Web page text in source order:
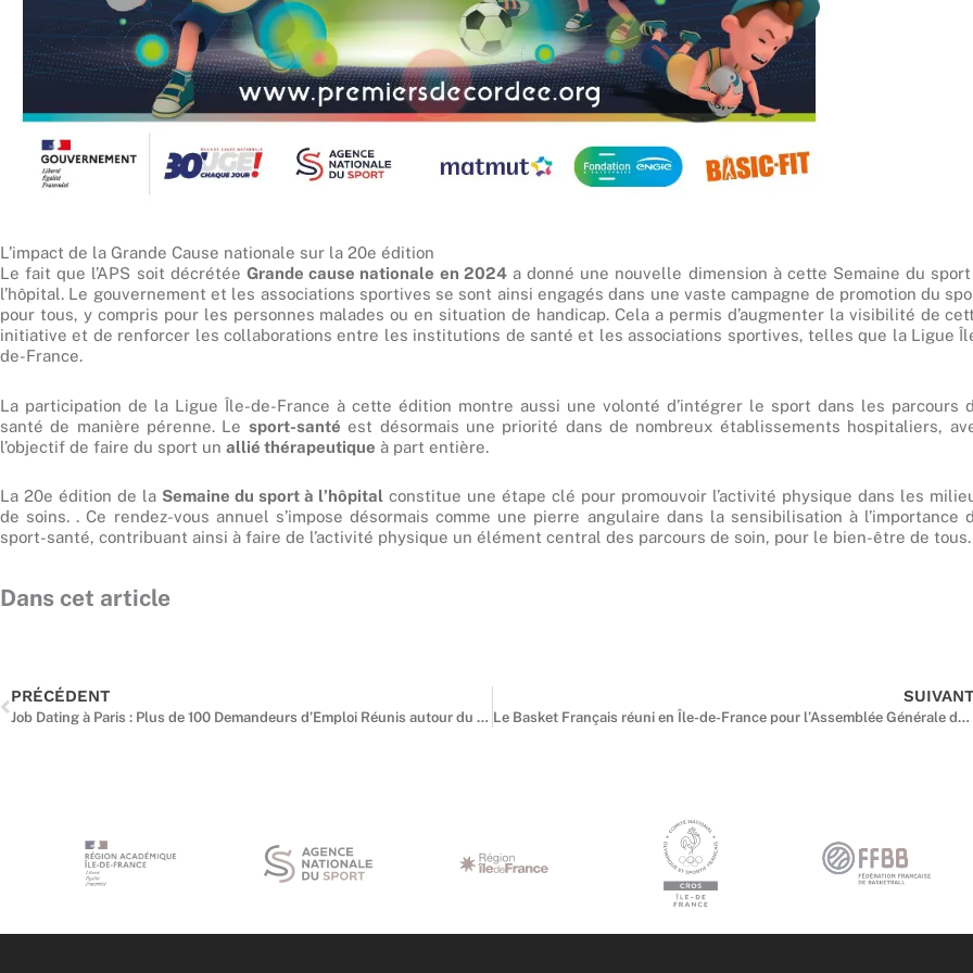
L’impact de la Grande Cause nationale sur la 20e édition
Le fait que l’APS soit décrétée Grande cause nationale en 2024a donné une nouvelle dimension à cette Semaine du
l’hôpital. Le gouvernement et les associations sportives se sont ainsi engagés dans une vaste campagne de promotion du
pour tous, y compris pour les personnes malades ou en situation de handicap. Cela a permis d’augmenter la visibilité de
initiative et de renforcer les collaborations entre les institutions de santé et les associations sportives, telles que la Ligue
de-France.
La participation de la Ligue Île-de-France à cette édition montre aussi une volonté d’intégrer le sport dans les parcours
santé de manière pérenne. Le sport-santé est désormais une priorité dans de nombreux établissements hospitaliers,
l’objectif de faire du sport un allié thérapeutique à part entière.
La 20e édition de la Semaine du sport à l’hôpital constitue une étape clé pour promouvoir l’activité physique dans les
de soins. . Ce rendez-vous annuel s’impose désormais comme une pierre angulaire dans la sensibilisation à l’importance
sport-santé, contribuant ainsi à faire de l’activité physique un élément central des parcours de soin, pour le bien-être de tous.
Dans cet article
PRÉCÉDENT
Job Dating à Paris : Plus de 100 Demandeurs d’Emploi Réunis autour du Basket et du Partage.
SUIVANT
Le Basket Français réuni en Île-de-France pour l’Assemblée Générale de la FFBB